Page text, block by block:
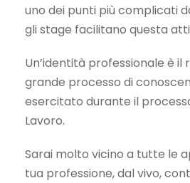
uno dei punti più complicati
gli stage facilitano questa
Un’identità professionale è il
grande processo di
esercitato durante il
Lavoro.
Sarai molto vicino a tutte le
tua professione, dal vivo,